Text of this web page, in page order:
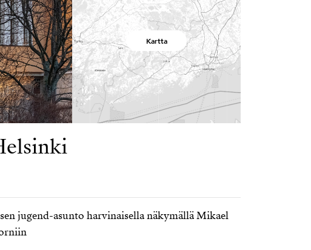
Kartta
jugend-asunto harvinaisella näkymällä Mikael